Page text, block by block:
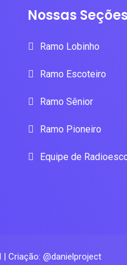
Nossas Seções
Ramo Lobinho
Ramo Escoteiro
Ramo Sênior
Ramo Pioneiro
Equipe de
| Criação: @danielproject